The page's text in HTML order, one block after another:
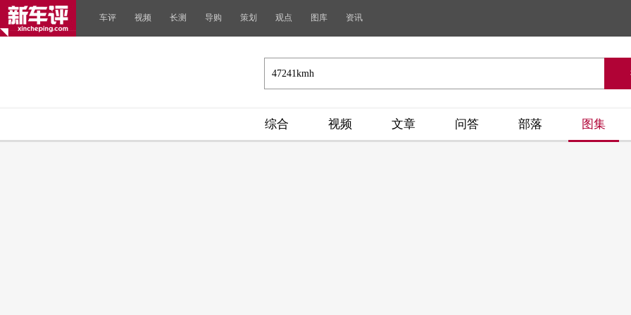
车评 视频 长测 导购 策划 观点 图库 资讯
综合 视频 文章 问答 部落 图集